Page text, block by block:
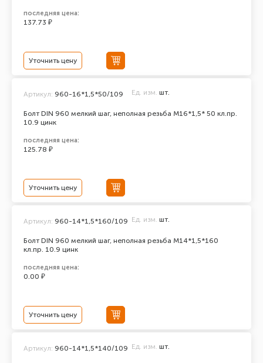
последняя цена:
137.73 ₽
Уточнить цену
Болт DIN 960 мелкий шаг, неполная резьба M16*1,5* 50 кл.пр.
10.9 цинк
Артикул: 960-16*1,5*50/109 Ед. изм. шт.
последняя цена:
125.78 ₽
Уточнить цену
Болт DIN 960 мелкий шаг, неполная резьба M14*1,5*160
кл.пр. 10.9 цинк
Артикул: 960-14*1,5*160/109 Ед. изм. шт.
последняя цена:
0.00 ₽
Уточнить цену
Артикул: 960-14*1,5*140/109 Ед. изм. шт.